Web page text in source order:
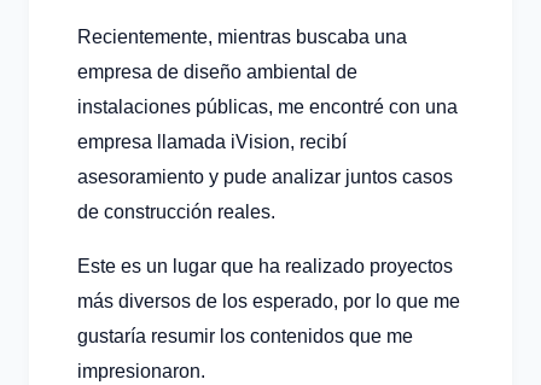
Recientemente, mientras buscaba una
empresa de diseño ambiental de
instalaciones públicas, me encontré con una
empresa llamada iVision, recibí
asesoramiento y pude analizar juntos casos
de construcción reales.
Este es un lugar que ha realizado proyectos
más diversos de los esperado, por lo que me
gustaría resumir los contenidos que me
impresionaron.